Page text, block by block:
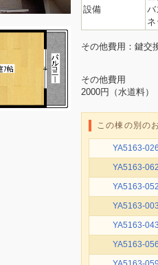
設備
バ
その他費用：鍵交
その他費用
2000円（水道料）
この棟の別の
YA5163-
YA5163-
YA5163-
YA5163-
YA5163-
YA5163-